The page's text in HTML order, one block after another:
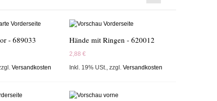
- 689033
Versandkosten
Hände mit Ringen - 620012
2,88 €
Inkl. 19% USt.
zzgl. Versandkosten